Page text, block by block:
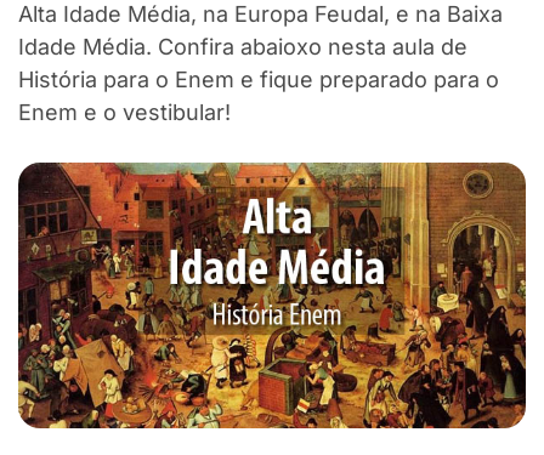
Alta Idade Média, na Europa Feudal, e na Baixa
Idade Média. Confira abaioxo nesta aula de
História para o Enem e fique preparado para o
Enem e o vestibular!